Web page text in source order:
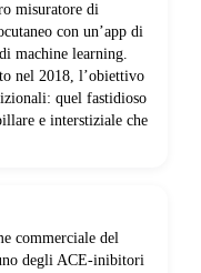
misuratore di
con un’app di
machine learning.
nel 2018, l’obiettivo
quel fastidioso
e interstiziale che
commerciale del
degli ACE-inibitori